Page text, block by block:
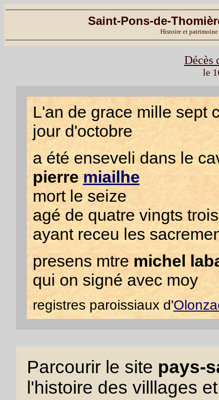
Saint-Pons-de-
Histoire et
Décès
le
L'an de grace mille sept
jour d'octobre
a été enseveli dans le
pierremiailhe
mort le seize
agé de quatre vingts
ayant receu les
presens mtremichel
qui on signé avec moy
registres paroissiaux d'
Parcourir le site pays-
l'histoire des villlages